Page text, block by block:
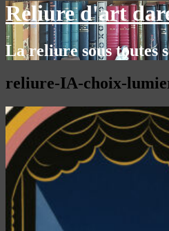
Reliure d'art
La reliure sous toutes
reliure-IA-choix-